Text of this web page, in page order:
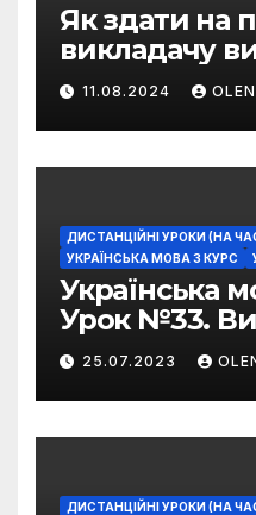
Як здати на
викладачу
домашнє
11.08.2024
ДИСТАНЦІЙНІ УРОКИ (НА
УКРАЇНСЬКА МОВА 3 КУРС
Українська
Урок №33.
можливості
25.07.2023
ДИСТАНЦІЙНІ УРОКИ (НА